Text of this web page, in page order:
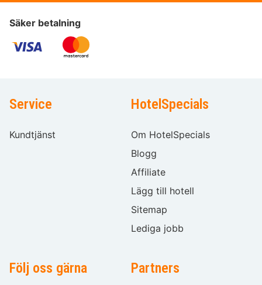
Säker betalning
Service
Kundtjänst
HotelSpecials
Om HotelSpecials
Blogg
Affiliate
Lägg till hotell
Sitemap
Lediga jobb
Följ oss gärna Partners